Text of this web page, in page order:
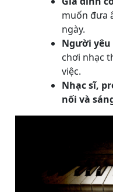
muốn đưa
ngày.
Người yêu
chơi nhạc
việc.
Nhạc sĩ,
nối và